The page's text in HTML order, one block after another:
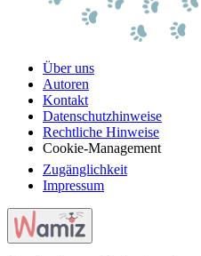
Über uns
Autoren
Kontakt
Datenschutzhinweise
Rechtliche Hinweise
Cookie-Management
Zugänglichkeit
Impressum